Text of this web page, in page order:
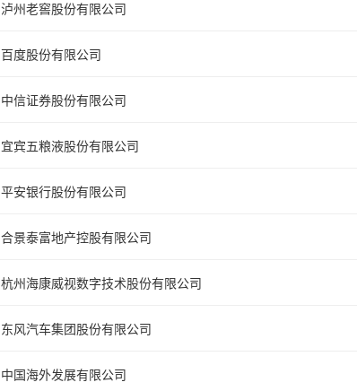
泸州老窖股份有限公司
百度股份有限公司
中信证券股份有限公司
宜宾五粮液股份有限公司
平安银行股份有限公司
合景泰富地产控股有限公司
杭州海康威视数字技术股份有限公司
东风汽车集团股份有限公司
中国海外发展有限公司